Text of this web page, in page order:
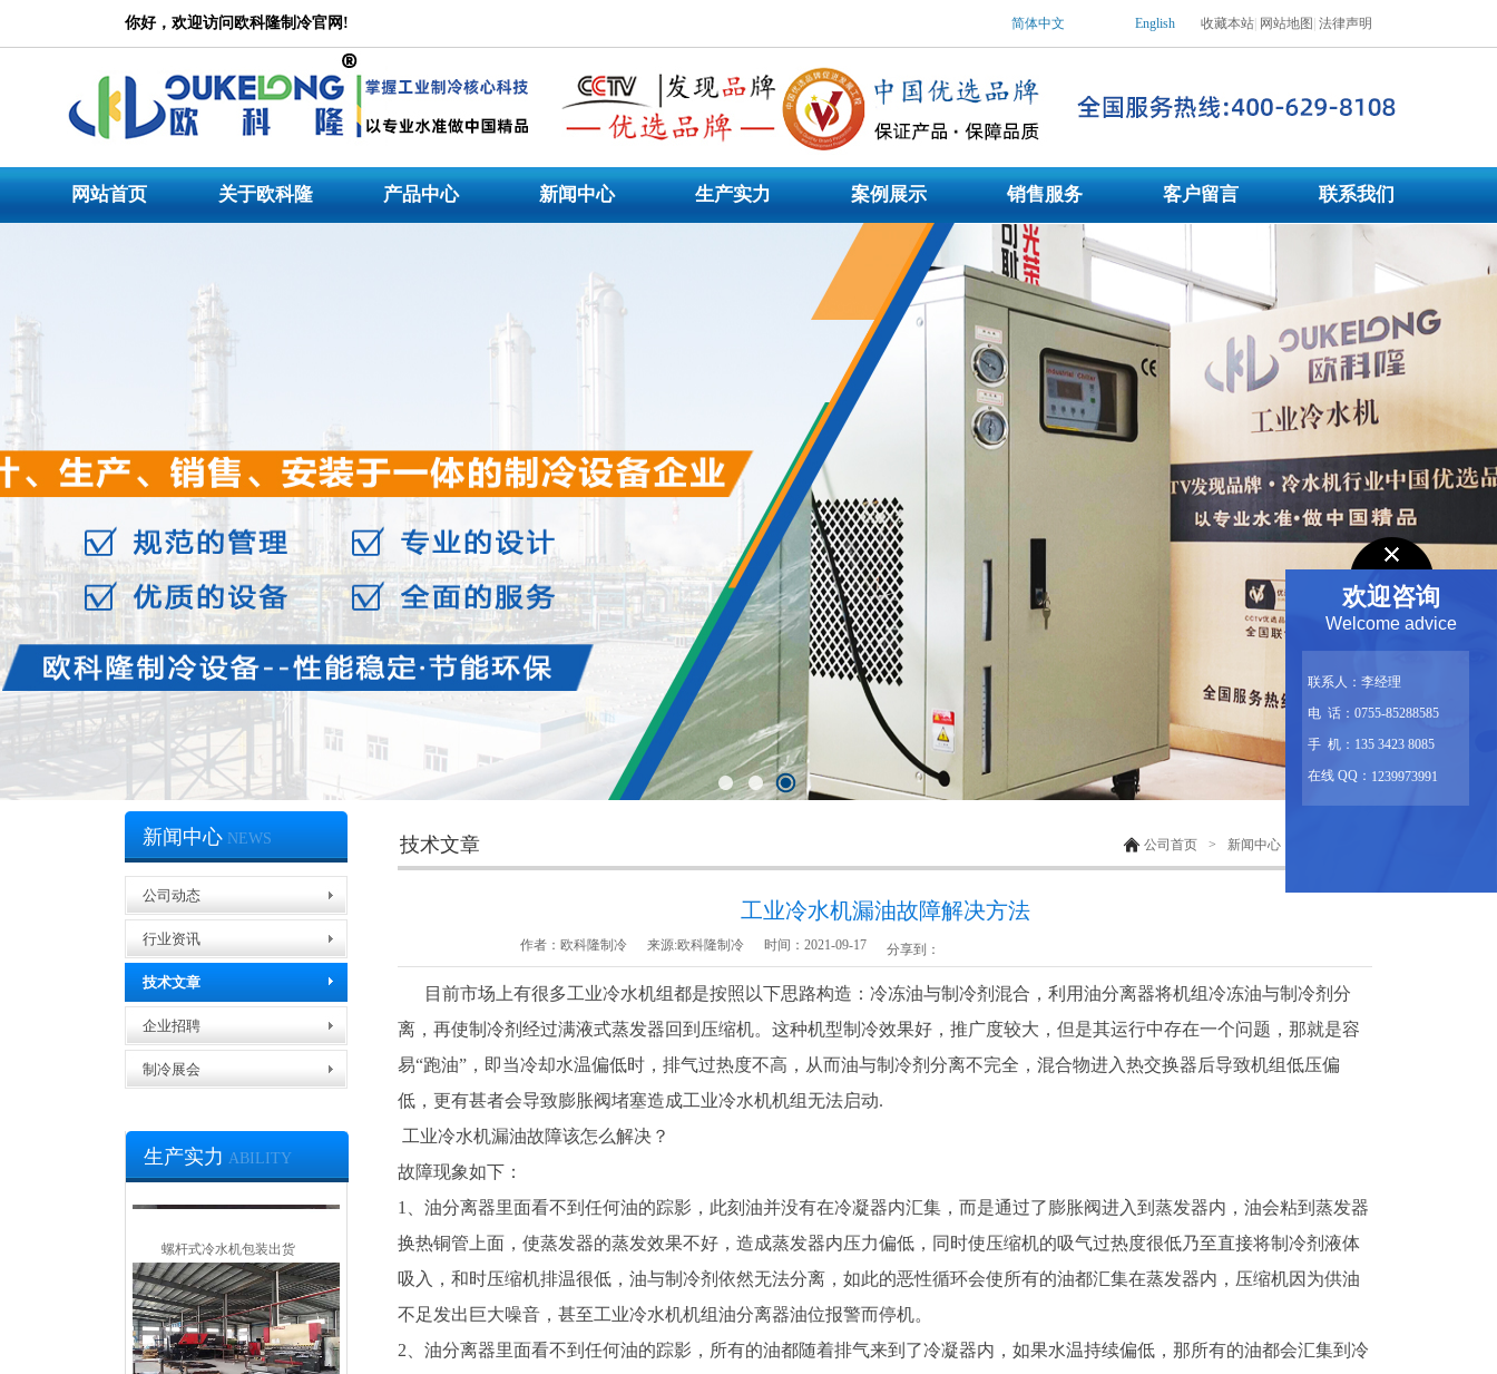
厂家专注于工业冷水机研发与生产行业领先品牌。公司主营:冷水机,
,螺杆式冷水机,风冷/水令式冷水机,低温冷水机,模温机等非标机型定制。
你好，欢迎访问欧科隆制冷官网! 简体中文 English 收藏本站 网站地图 法律声明
网站首页 关于欧科隆 产品中心 新闻中心 生产实力 案例展示 销售服务 客户留言 联系我们
新闻中心 NEWS
公司动态
行业资讯
技术文章
企业招聘
制冷展会
生产实力 ABILITY
冷凝器生产车间
技术文章 公司首页 > 新闻中心
工业冷水机漏油故障解决方法
作者：欧科隆制冷 来源:欧科隆制冷 时间：2021-09-17 分享到：
目前市场上有很多工业冷水机组都是按照以下思路构造：冷冻油与制冷剂混合，利用油分离器将机组冷冻油与制冷剂分
离，再使制冷剂经过满液式蒸发器回到压缩机。这种机型制冷效果好，推广度较大，但是其运行中存在一个问题，那就是容
易“跑油”，即当冷却水温偏低时，排气过热度不高，从而油与制冷剂分离不完全，混合物进入热交换器后导致机组低压偏
低，更有甚者会导致膨胀阀堵塞造成工业冷水机机组无法启动.
工业冷水机漏油故障该怎么解决？
故障现象如下：
1、油分离器里面看不到任何油的踪影，此刻油并没有在冷凝器内汇集，而是通过了膨胀阀进入到蒸发器内，油会粘到蒸发器
换热铜管上面，使蒸发器的蒸发效果不好，造成蒸发器内压力偏低，同时使压缩机的吸气过热度很低乃至直接将制冷剂液体
吸入，和时压缩机排温很低，油与制冷剂依然无法分离，如此的恶性循环会使所有的油都汇集在蒸发器内，压缩机因为供油
不足发出巨大噪音，甚至工业冷水机机组油分离器油位报警而停机。
2、油分离器里面看不到任何油的踪影，所有的油都随着排气来到了冷凝器内，如果水温持续偏低，那所有的油都会汇集到冷
欢迎咨询
Welcome advice
联系人：李经理
电 话：0755-85288585
手 机：135 3423 8085
在线 QQ： 1239973991